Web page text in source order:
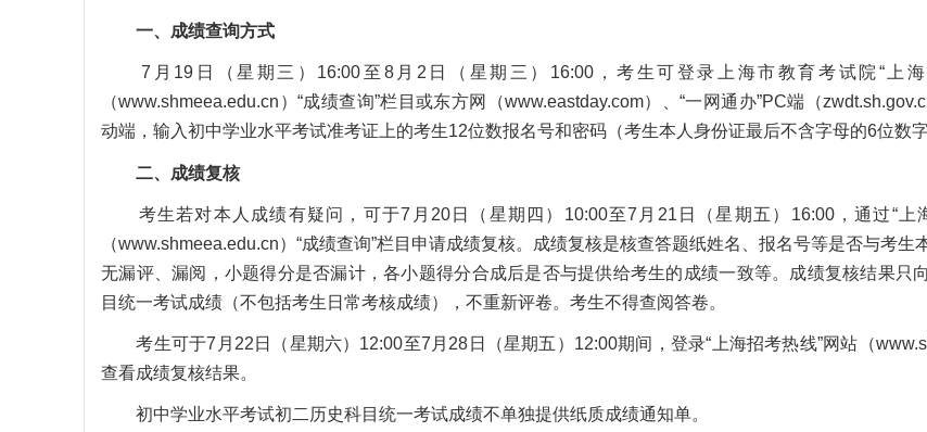
一、成绩查询方式
7月19日（星期三）16:00至8月2日（星期三）16:00，考生可登录上海市教育考试院“上海
（www.shmeea.edu.cn）“成绩查询”栏目或东方网（www.eastday.com）、“一网通办”PC端（
动端，输入初中学业水平考试准考证上的考生12位数报名号和密码（考生本人身份证最后不含字母的6位数字
二、成绩复核
考生若对本人成绩有疑问，可于7月20日（星期四）10:00至7月21日（星期五）16:00，通过“上
（www.shmeea.edu.cn）“成绩查询”栏目申请成绩复核。成绩复核是核查答题纸姓名、报名号等是否与考生
无漏评、漏阅，小题得分是否漏计，各小题得分合成后是否与提供给考生的成绩一致等。成绩复核结果只
目统一考试成绩（不包括考生日常考核成绩），不重新评卷。考生不得查阅答卷。
考生可于7月22日（星期六）12:00至7月28日（星期五）12:00期间，登录“上海招考热线”网站（
查看成绩复核结果。
初中学业水平考试初二历史科目统一考试成绩不单独提供纸质成绩通知单。